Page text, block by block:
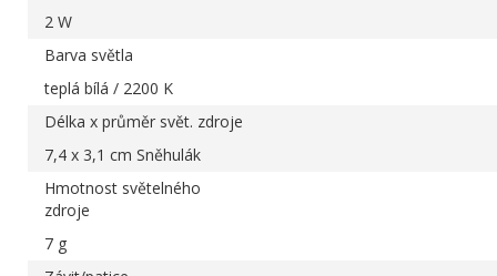
2 W
Barva světla
teplá bílá / 2200 K
Délka x průměr svět. zdroje
7,4 x 3,1 cm Sněhulák
Hmotnost světelného
zdroje
7 g